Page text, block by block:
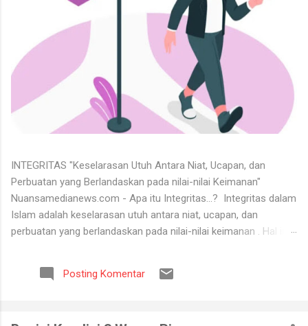
INTEGRITAS "Keselarasan Utuh Antara Niat, Ucapan, dan
Perbuatan yang Berlandaskan pada nilai-nilai Keimanan"
Nuansamedianews.com - Apa itu Integritas...? Integritas dalam
Islam adalah keselarasan utuh antara niat, ucapan, dan
perbuatan yang berlandaskan pada nilai-nilai keimanan . Hal ini
mana seseorang hidup secara konsisten di jalan Allah,
menjunjung tinggi kejujuran, serta dapat dipercaya dalam setiap
Posting Komentar